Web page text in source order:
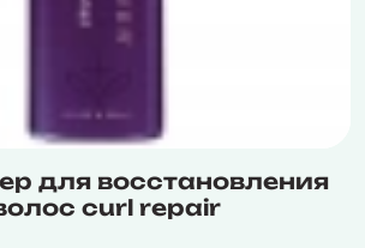
для восстановления
curl repair